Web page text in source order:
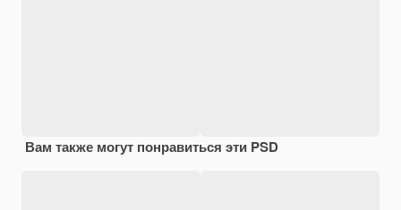
Вам также могут понравиться эти PSD